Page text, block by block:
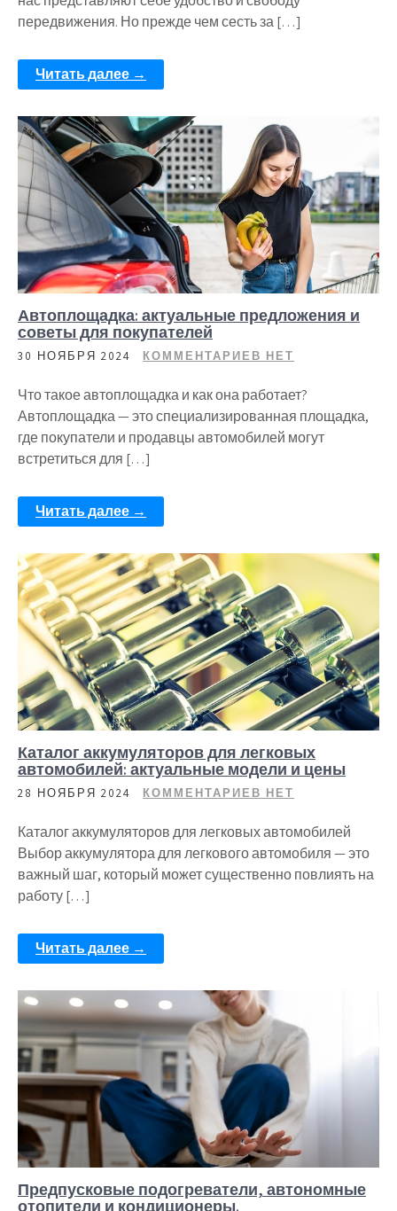
передвижения. Но прежде чем сесть за […]
Читать далее →
Автоплощадка: актуальные предложения и
советы для покупателей
30 НОЯБРЯ 2024 КОММЕНТАРИЕВ НЕТ
Что такое автоплощадка и как она работает?
Автоплощадка — это специализированная площадка,
где покупатели и продавцы автомобилей могут
встретиться для […]
Читать далее →
Каталог аккумуляторов для легковых
автомобилей: актуальные модели и цены
28 НОЯБРЯ 2024 КОММЕНТАРИЕВ НЕТ
Каталог аккумуляторов для легковых автомобилей
Выбор аккумулятора для легкового автомобиля — это
важный шаг, который может существенно повлиять на
работу […]
Читать далее →
Предпусковые подогреватели, автономные
отопители и кондиционеры.